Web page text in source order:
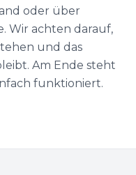
oder über
Wir achten darauf,
und das
Am Ende steht
funktioniert.